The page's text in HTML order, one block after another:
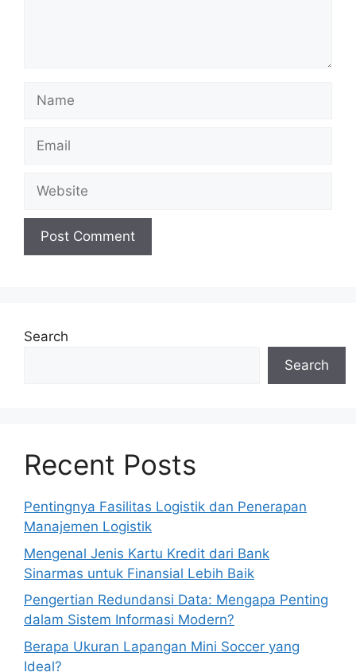
Name
Email
Website
Search
Search
Recent Posts
Pentingnya Fasilitas Logistik dan Penerapan
Manajemen Logistik
Mengenal Jenis Kartu Kredit dari Bank
Sinarmas untuk Finansial Lebih Baik
Pengertian Redundansi Data: Mengapa Penting
dalam Sistem Informasi Modern?
Berapa Ukuran Lapangan Mini Soccer yang
Ideal?